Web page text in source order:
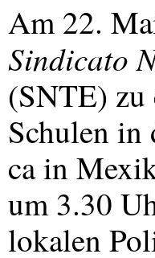
Am 22.
Sindicato
(SNTE) zu
Schulen in
ca in
um 3.30
lokalen